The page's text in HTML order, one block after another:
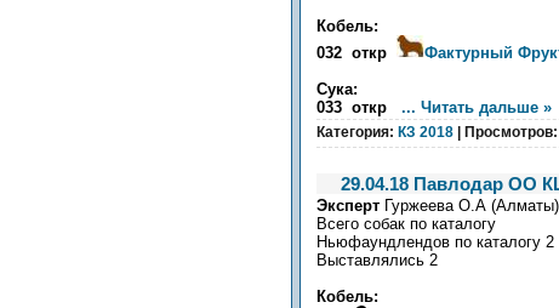
Кобель:
032 откр
Фактурный
Сука:
033 откр
... Читать дальше »
Категория: КЗ 2018 |
29.04.18 Павлодар ОО
Эксперт Гуржеева О.А (Алматы)
Всего собак по каталогу
Ньюфаундлендов по каталогу 2
Выставлялись 2
Кобель: